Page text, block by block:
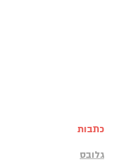
כתבות
גלובס